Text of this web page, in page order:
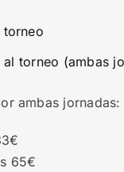
torneo
torneo (ambas
ambas jornadas:
65€